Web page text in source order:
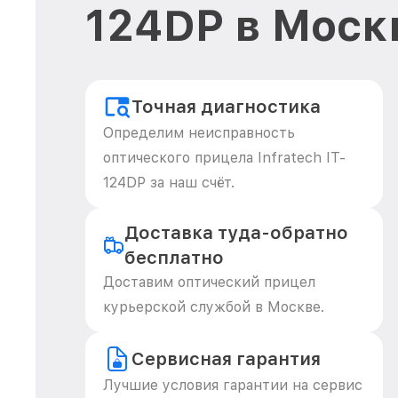
124DP в
Точная диагностика
Определим неисправность
оптического прицела Infratech IT-
124DP за наш счёт.
Доставка туда-обратно
бесплатно
Доставим оптический прицел
курьерской службой в Москве.
Сервисная гарантия
Лучшие условия гарантии на сервис